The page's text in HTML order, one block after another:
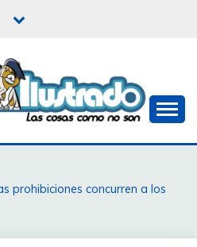
ILUSTRADO
prohibiciones concurren a los